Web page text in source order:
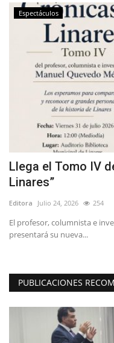
Espectáculos
Llega el Tomo IV
Linares”
Editora Julio 24, 2026 254
El profesor, columnista e
presentará su nueva...
PUBLICACIONES